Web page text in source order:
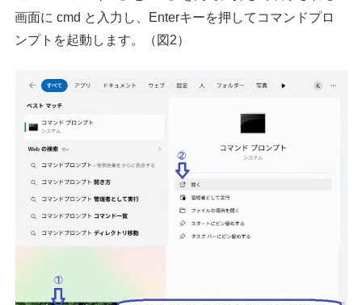
画面に cmd と入力し、Enterキーを押してコマンドプロ
ンプトを起動します。（図2）